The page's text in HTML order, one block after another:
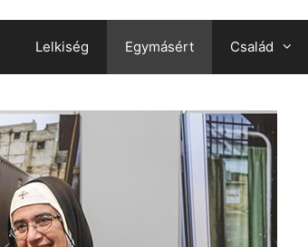
Lelkiség Egymásért Család